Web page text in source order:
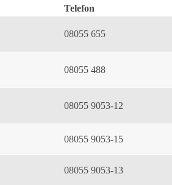
Telefon
08055 655
08055 488
08055 9053-12
08055 9053-15
08055 9053-13